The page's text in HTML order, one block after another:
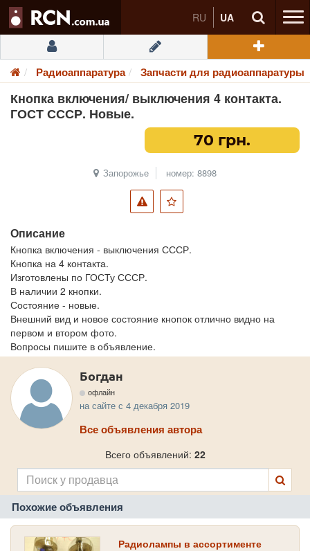
RU UA
Радиоаппаратура Запчасти для радиоаппаратуры
Кнопка включения/ выключения 4 контакта.
ГОСТ СССР. Новые.
70 грн.
Запорожье номер: 8898
Описание
Кнопка включения - выключения СССР.
Кнопка на 4 контакта.
Изготовлены по ГОСТу СССР.
В наличии 2 кнопки.
Состояние - новые.
Внешний вид и новое состояние кнопок отлично видно на
первом и втором фото.
Вопросы пишите в объявление.
Богдан
офлайн
на сайте с 4 декабря 2019
Все объявления автора
Всего объявлений: 22
Похожие объявления
Радиолампы в ассортименте